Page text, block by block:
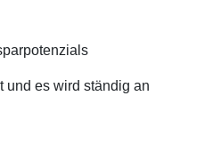
und es wird ständig an